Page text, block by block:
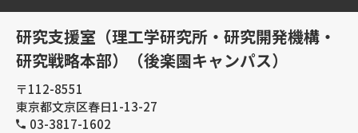
研究支援室（理工学研究所・研究開発機構・
研究戦略本部）（後楽園キャンパス）
〒112-8551
東京都文京区春日1-13-27
03-3817-1602